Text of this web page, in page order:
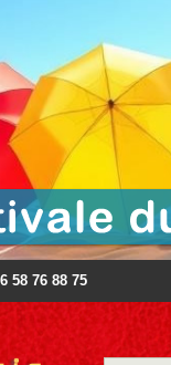
58 76 88 75